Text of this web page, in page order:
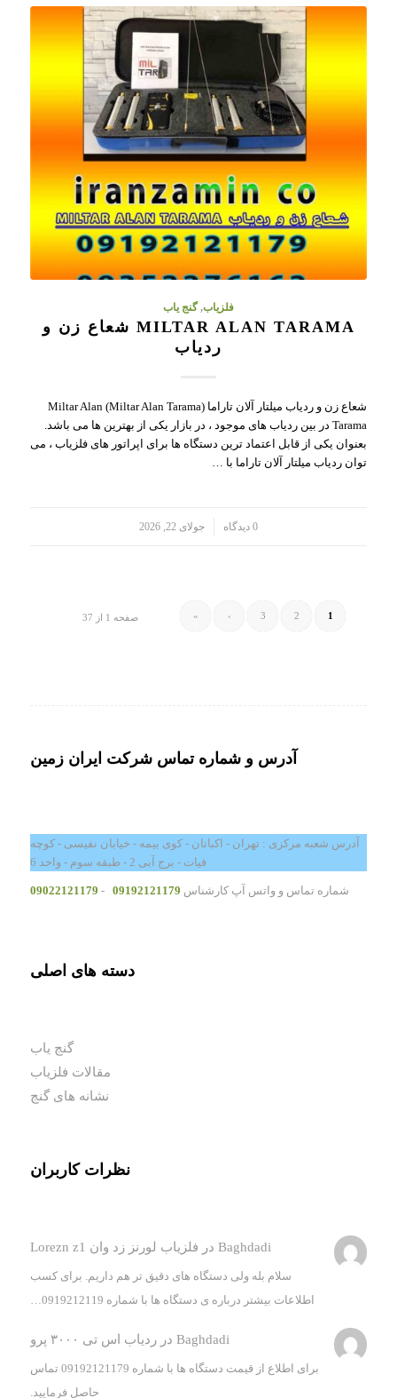
فلزیاب,گنج یاب
MILTAR ALAN TARAMA شعاع زن و
ردیاب
شعاع زن و ردیاب میلتار آلان تاراما (Miltar Alan Tarama) Miltar Alan
Tarama در بین ردیاب های موجود ، در بازار یکی از بهترین ها می باشد.
بعنوان یکی از قابل اعتماد ترین دستگاه ها برای اپراتور های فلزیاب ، می
توان ردیاب میلتار آلان تاراما با …
0 دیدگاه جولای 22, 2026
صفحه 1 از 37 1
2
3
›
»
آدرس و شماره تماس شرکت ایران زمین
آدرس شعبه مرکزی : تهران - اکباتان - کوی بیمه - خیابان نفیسی - کوچه
فیات - برج آبی 2 - طبقه سوم - واحد 6
شماره تماس و واتس آپ کارشناس 09192121179
-
09022121179
دسته های اصلی
گنج یاب
مقالات فلزیاب
نشانه های گنج
نظرات کاربران
Baghdadi در فلزیاب لورنز زد وان Lorezn z1
سلام بله ولی دستگاه های دقیق تر هم داریم. برای کسب
اطلاعات بیشتر درباره ی دستگاه ها با شماره 0919212119…
Baghdadi درردیاب اس تی ۳۰۰۰ پرو
برای اطلاع از قیمت دستگاه ها با شماره 09192121179 تماس
حاصل فرمایید.